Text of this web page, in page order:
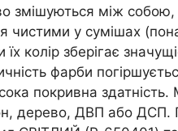
змішуються між
чистими у сумішах
колір зберігає
фарби
покривна
дерево, ДВП або ДСП.